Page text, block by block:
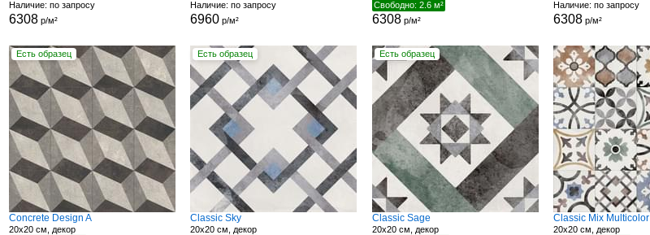
Наличие: по запросу
6308р/м²
Наличие: по запросу
6960 р/м²
Свободно: 2.6 м²
6308р/м²
Наличие: по запросу
6308 р/м²
Есть образец
Concrete Design A
20x20 см, декор
Есть образец
Classic Sky
20x20 см, декор
Есть образец
Classic Sage
20x20 см, декор
Classic Mix Multicolor
20x20 см, декор